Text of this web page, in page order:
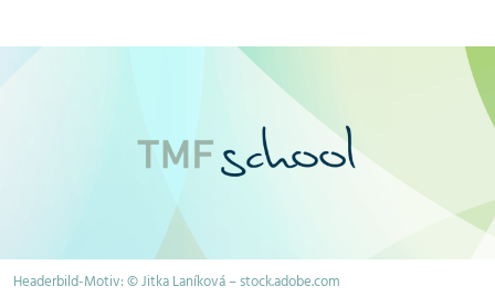
Headerbild-Motiv: © Jitka Laníková – stock.adobe.com